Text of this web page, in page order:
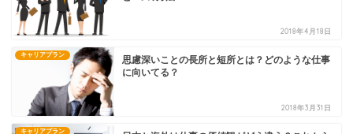
2018年4月18日
キャリアプラン
思慮深いことの長所と短所とは？どのような仕事
に向いてる？
2018年3月31日
キャリアプラン